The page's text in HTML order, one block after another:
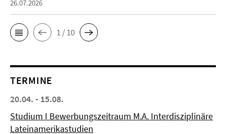
26.07.2026
1 / 10
TERMINE
20.04. - 15.08.
Studium I Bewerbungszeitraum M.A. Interdisziplinäre
Lateinamerikastudien